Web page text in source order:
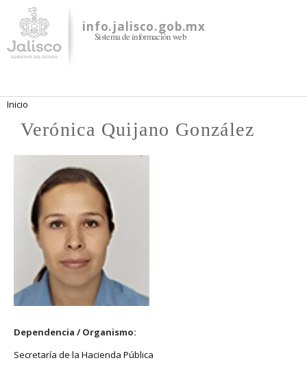
contenido
principal
info.jalisco.gob.mx
Sistema de información web
Se encuentra usted aquí
Inicio
Verónica Quijano González
Dependencia / Organismo:
Secretaría de la Hacienda Pública